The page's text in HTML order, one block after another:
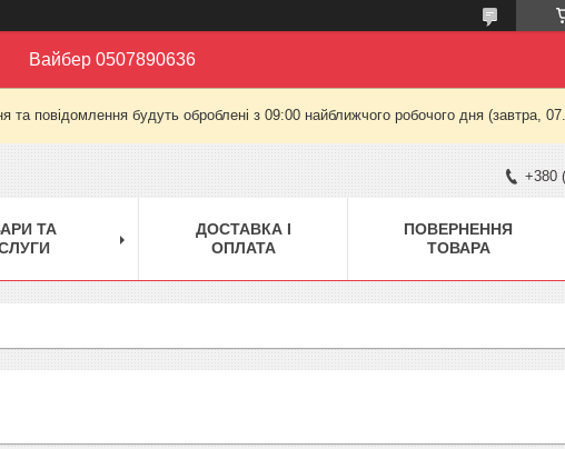
Вайбер 0507890636
та повідомлення будуть оброблені з 09:00 найближчого робочого дня (завтра,
+380
ТА
ДОСТАВКА І
ОПЛАТА
ПОВЕРНЕННЯ
ТОВАРА